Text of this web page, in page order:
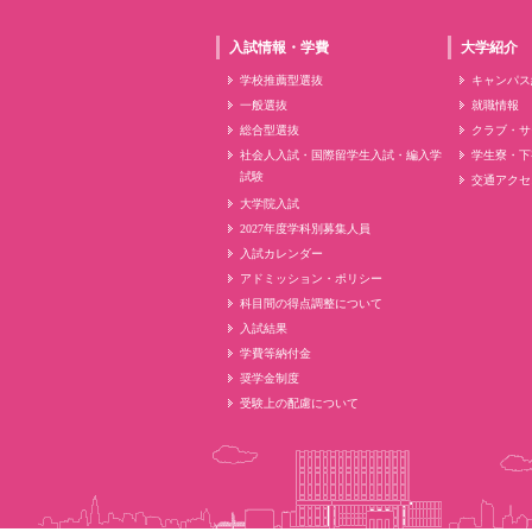
入試情報・学費
学校推薦型選抜
一般選抜
総合型選抜
社会人入試・国際留学生入試・編入学
試験
大学院入試
2027年度学科別募集人員
入試カレンダー
アドミッション・ポリシー
科目間の得点調整について
入試結果
学費等納付金
奨学金制度
受験上の配慮について
大学紹介
キャンパ
就職情報
クラブ・
学生寮・
交通アク